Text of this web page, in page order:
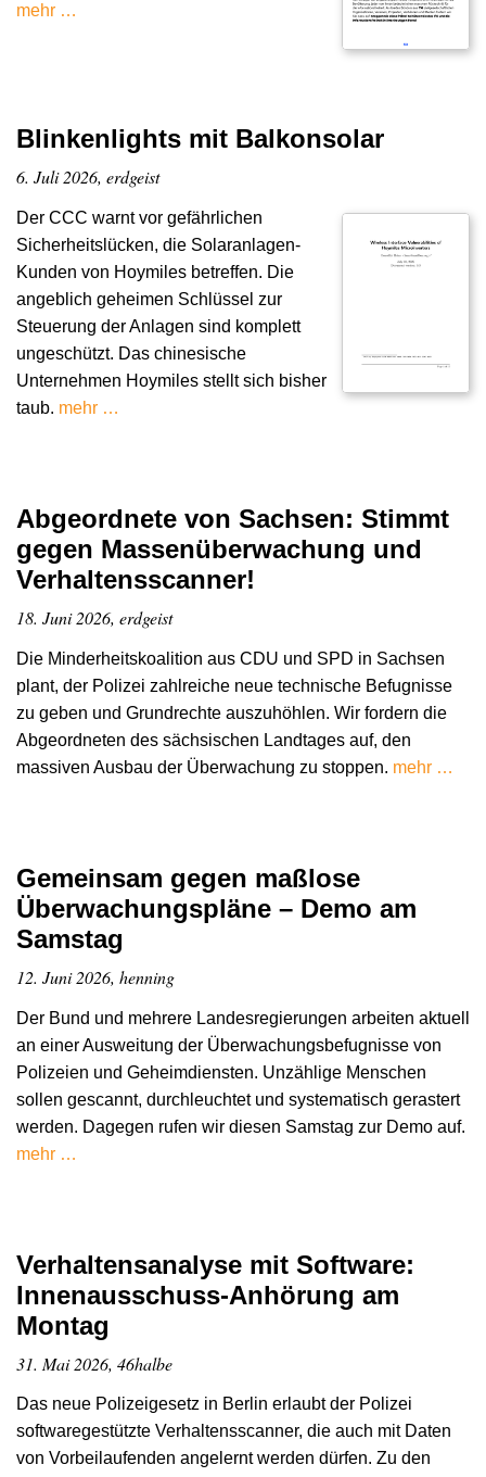
mehr …
Blinkenlights mit Balkonsolar
6. Juli 2026, erdgeist
Der CCC warnt vor gefährlichen
Sicherheitslücken, die Solaranlagen-
Kunden von Hoymiles betreffen. Die
angeblich geheimen Schlüssel zur
Steuerung der Anlagen sind komplett
ungeschützt. Das chinesische
Unternehmen Hoymiles stellt sich bisher
taub. mehr …
Abgeordnete von Sachsen: Stimmt
gegen Massenüberwachung und
Verhaltensscanner!
18. Juni 2026, erdgeist
Die Minderheitskoalition aus CDU und SPD in Sachsen
plant, der Polizei zahlreiche neue technische Befugnisse
zu geben und Grundrechte auszuhöhlen. Wir fordern die
Abgeordneten des sächsischen Landtages auf, den
massiven Ausbau der Überwachung zu stoppen. mehr …
Gemeinsam gegen maßlose
Überwachungspläne – Demo am
Samstag
12. Juni 2026, henning
Der Bund und mehrere Landesregierungen arbeiten aktuell
an einer Ausweitung der Überwachungsbefugnisse von
Polizeien und Geheimdiensten. Unzählige Menschen
sollen gescannt, durchleuchtet und systematisch gerastert
werden. Dagegen rufen wir diesen Samstag zur Demo auf.
mehr …
Verhaltensanalyse mit Software:
Innenausschuss-Anhörung am
Montag
31. Mai 2026, 46halbe
Das neue Polizeigesetz in Berlin erlaubt der Polizei
softwaregestützte Verhaltensscanner, die auch mit Daten
von Vorbeilaufenden angelernt werden dürfen. Zu den